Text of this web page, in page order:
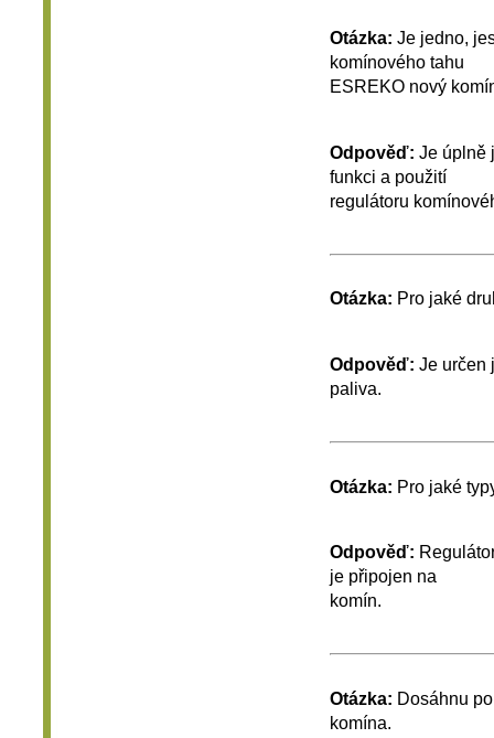
Otázka: Je jedno,
komínového tahu
ESREKO nový
Odpověď: Je úplně
funkci a použití
regulátoru
Otázka: Pro jaké
Odpověď: Je určen
paliva.
Otázka: Pro jaké
Odpověď:
je připojen na
komín.
Otázka: Dosáhnu
komína.